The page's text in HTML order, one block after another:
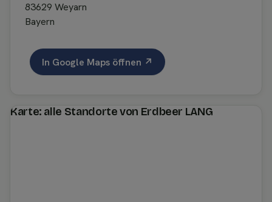
83629 Weyarn
Bayern
In Google Maps öffnen ↗
Karte: alle Standorte von Erdbeer LANG